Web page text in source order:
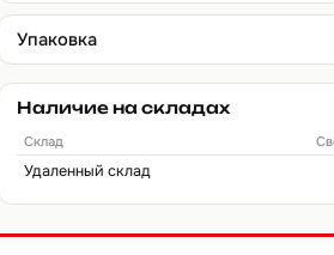
Упаковка
Наличие на складах
Склад
Удаленный склад